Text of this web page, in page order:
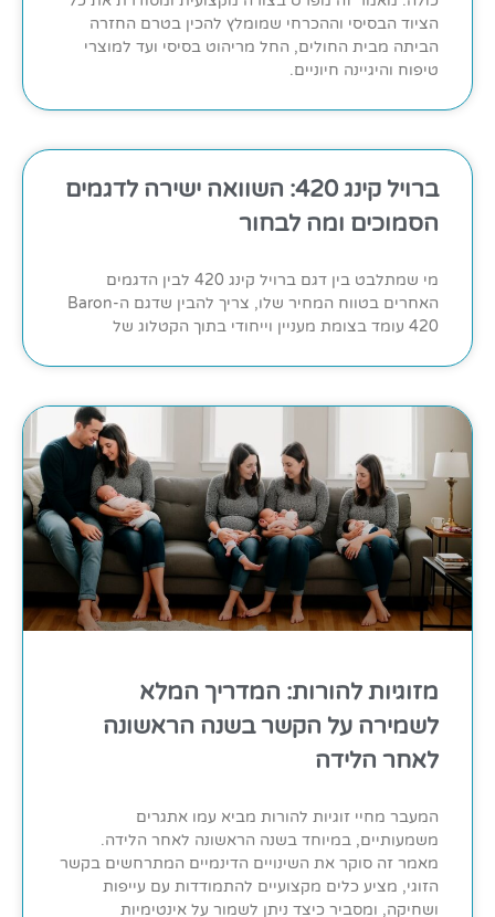
הציוד הבסיסי וההכרחי שמומלץ להכין בטרם החזרה
הביתה מבית החולים, החל מריהוט בסיסי ועד למוצרי
טיפוח והיגיינה חיוניים.
ברויל קינג 420: השוואה ישירה לדגמים
הסמוכים ומה לבחור
מי שמתלבט בין דגם ברויל קינג 420 לבין הדגמים
האחרים בטווח המחיר שלו, צריך להבין שדגם ה-Baron
420 עומד בצומת מעניין וייחודי בתוך הקטלוג של
מזוגיות להורות: המדריך המלא
לשמירה על הקשר בשנה הראשונה
לאחר הלידה
המעבר מחיי זוגיות להורות מביא עמו אתגרים
משמעותיים, במיוחד בשנה הראשונה לאחר הלידה.
מאמר זה סוקר את השינויים הדינמיים המתרחשים בקשר
הזוגי, מציע כלים מקצועיים להתמודדות עם עייפות
ושחיקה, ומסביר כיצד ניתן לשמור על אינטימיות